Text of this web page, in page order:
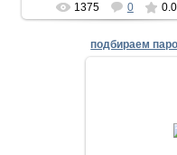
1375 0 0.0
подбираем